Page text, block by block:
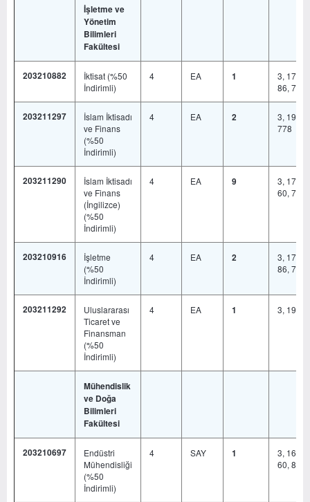
İşletme ve
Yönetim
Bilimleri
Fakültesi
203210882
İktisat (%50
İndirimli)
4 EA 1
3, 17,
86, 778
203211297
İslam İktisadı
ve Finans
(%50
İndirimli)
4 EA 2
3, 19,
778
203211290
İslam İktisadı
ve Finans
(İngilizce)
(%50
İndirimli)
4 EA 9
3, 17,
60, 778
203210916
İşletme
(%50
İndirimli)
4 EA 2
3, 17,
86, 778
203211292
Uluslararası
Ticaret ve
Finansman
(%50
İndirimli)
4 EA 1 3, 19,
Mühendislik
ve Doğa
Bilimleri
Fakültesi
203210697
Endüstri
Mühendisliği
(%50
İndirimli)
4 SAY 1
3, 16,
60, 86,